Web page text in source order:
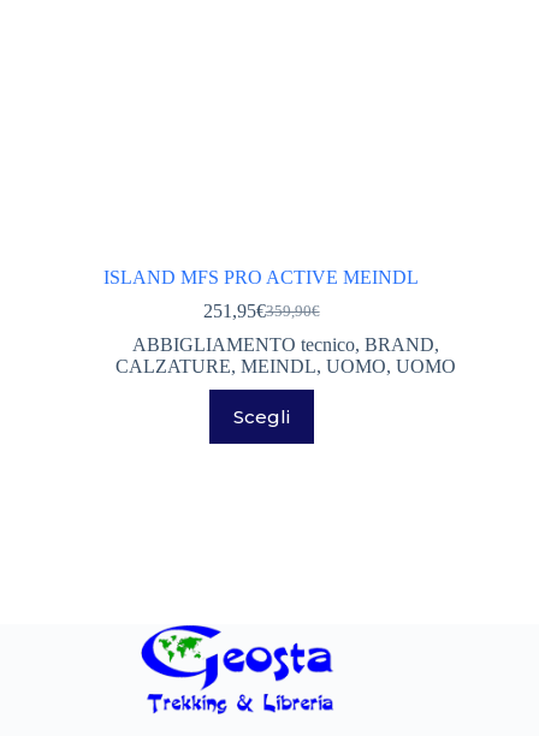
ISLAND MFS PRO ACTIVE MEINDL
359,90€
Il
prezzo
originale
era:
359,90€.
251,95€Il
prezzo
attuale
è:
251,95€.
ABBIGLIAMENTO tecnico, BRAND,
CALZATURE, MEINDL, UOMO, UOMO
Scegli
prodotto
ha
del
prodotto